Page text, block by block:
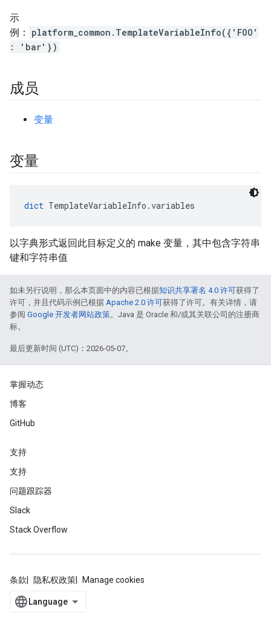
示
例：
platform_common.TemplateVariableInfo({'FOO'
: 'bar'})
成员
变量
变量
dict TemplateVariableInfo.variables
以字典形式返回此目标定义的 make 变量，其中包含字符串
键和字符串值
如未另行说明，那么本页面中的内容已根据知识共享署名 4.0 许可获得了
许可，并且代码示例已根据 Apache 2.0 许可获得了许可。有关详情，请
参阅 Google 开发者网站政策。Java 是 Oracle 和/或其关联公司的注册商
标。
最后更新时间 (UTC)：2026-05-07。
掌握动态
博客
GitHub
支持
支持
问题跟踪器
Slack
Stack Overflow
条款 隐私权政策 Manage cookies